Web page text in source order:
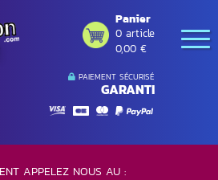
PAIEMENT SÉCURISÉ
GARANTI
Panier
0 article
0,00 €
APPELEZ NOUS AU :